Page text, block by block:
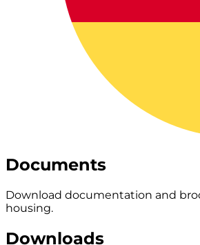
Documents
Download documentation and
housing.
Downloads